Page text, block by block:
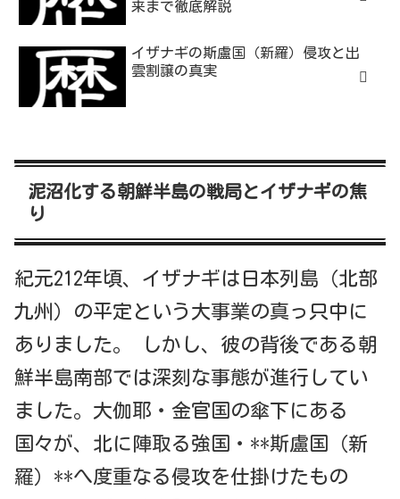
来まで徹底解説
イザナギの斯盧国（新羅）侵攻と出
雲割譲の真実
泥沼化する朝鮮半島の戦局とイザナギの焦
り
紀元212年頃、イザナギは日本列島（北部
九州）の平定という大事業の真っ只中に
ありました。 しかし、彼の背後である朝
鮮半島南部では深刻な事態が進行してい
ました。大伽耶・金官国の傘下にある
国々が、北に陣取る強国・**斯盧国（新
羅）**へ度重なる侵攻を仕掛けたもの